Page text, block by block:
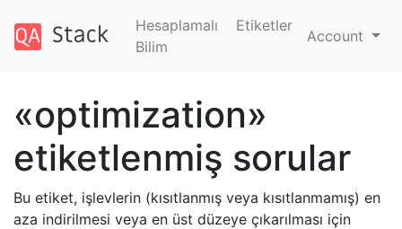
Hesaplamalı
Bilim
Etiketler
Account
«optimization»
etiketlenmiş sorular
Bu etiket, işlevlerin (kısıtlanmış veya kısıtlanmamış) en
aza indirilmesi veya en üst düzeye çıkarılması için